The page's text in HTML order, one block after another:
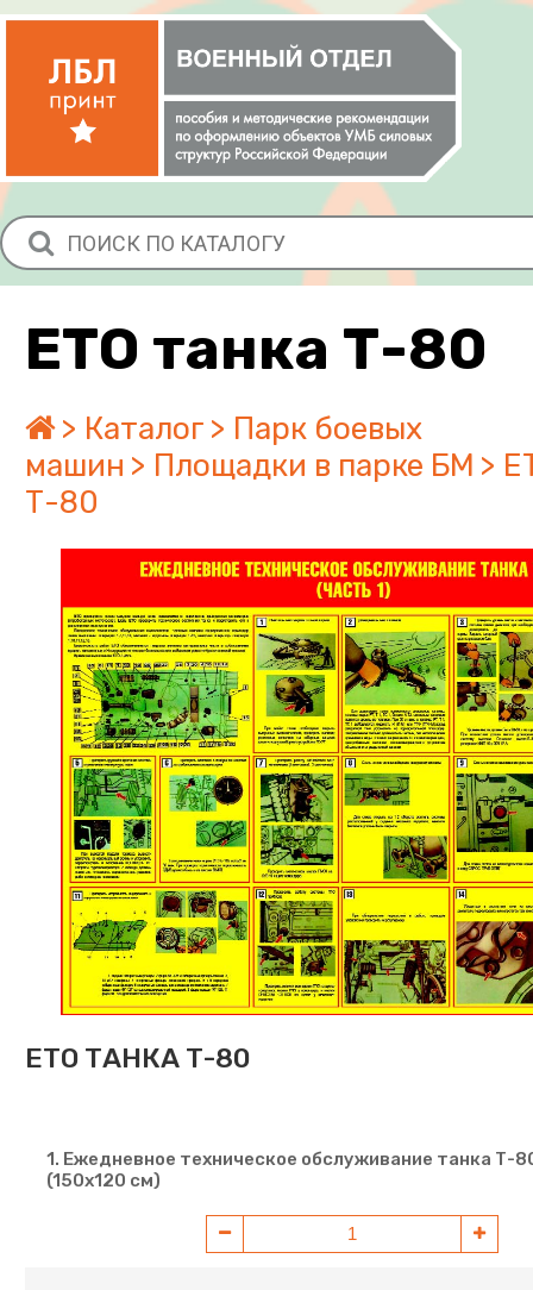
ЕТО танка Т-80
Каталог
Парк боевых
машин
Площадки в парке БМ
Т-80
ЕТО ТАНКА Т-80
1. Ежедневное техническое обслуживание танка Т-
(150х120 см)